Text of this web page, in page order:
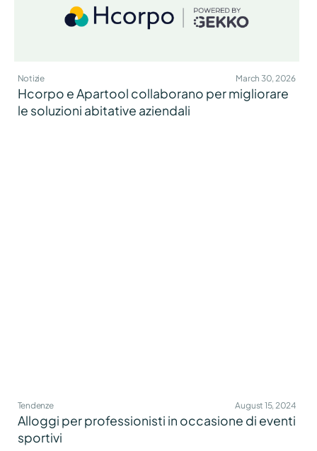
Notizie March 30, 2026
Hcorpo e Apartool collaborano per migliorare
le soluzioni abitative aziendali
Tendenze August 15, 2024
Alloggi per professionisti in occasione di eventi
sportivi